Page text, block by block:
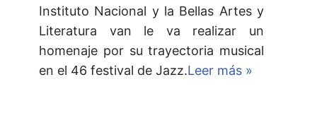
Instituto Nacional y la Bellas Artes y
Literatura van le va realizar un
homenaje por su trayectoria musical
en el 46 festival de Jazz.Leer más »